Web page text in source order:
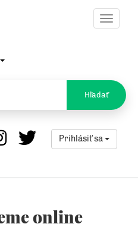
Toggle
Hľadať
Prihlásiť sa
online